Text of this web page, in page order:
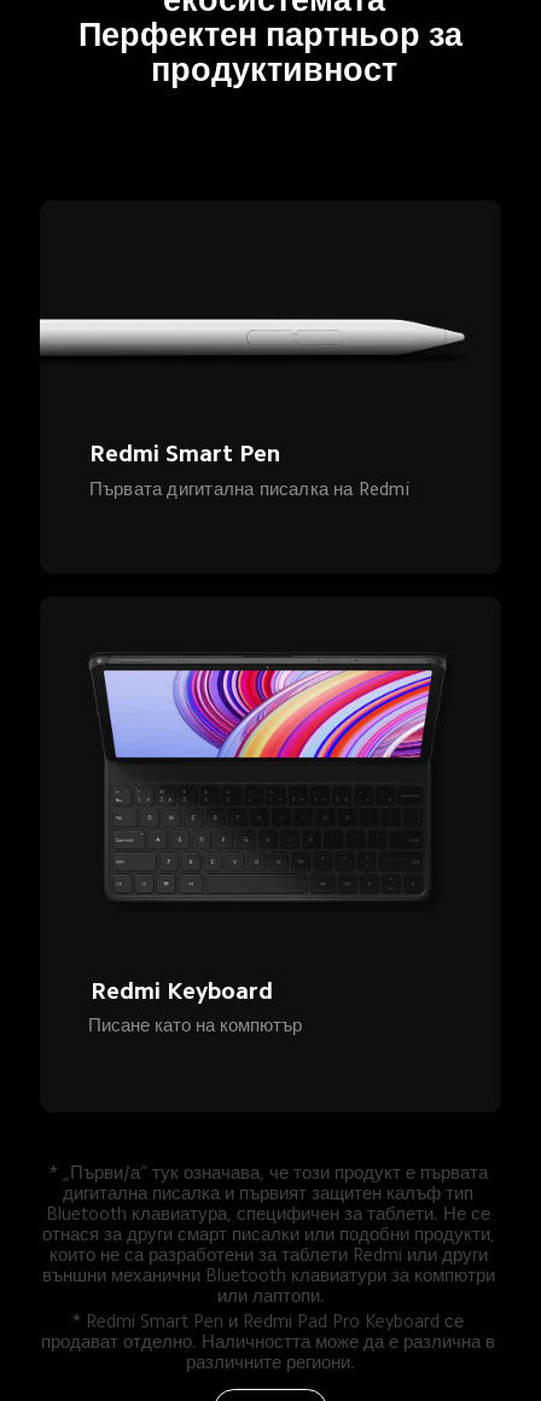
Перфектен партньор за
продуктивност
Redmi Smart Pen
Първата дигитална писалка на Redmi
Redmi Keyboard
Писане като на компютър
* „Първи/а“ тук означава, че този продукт е първата
дигитална писалка и първият защитен калъф тип
Bluetooth клавиатура, специфичен за таблети. Не се
отнася за други смарт писалки или подобни продукти,
които не са разработени за таблети Redmi или други
външни механични Bluetooth клавиатури за компютри
или лаптопи.
* Redmi Smart Pen и Redmi Pad Pro Keyboard се
продават отделно. Наличността може да е различна в
различните региони.